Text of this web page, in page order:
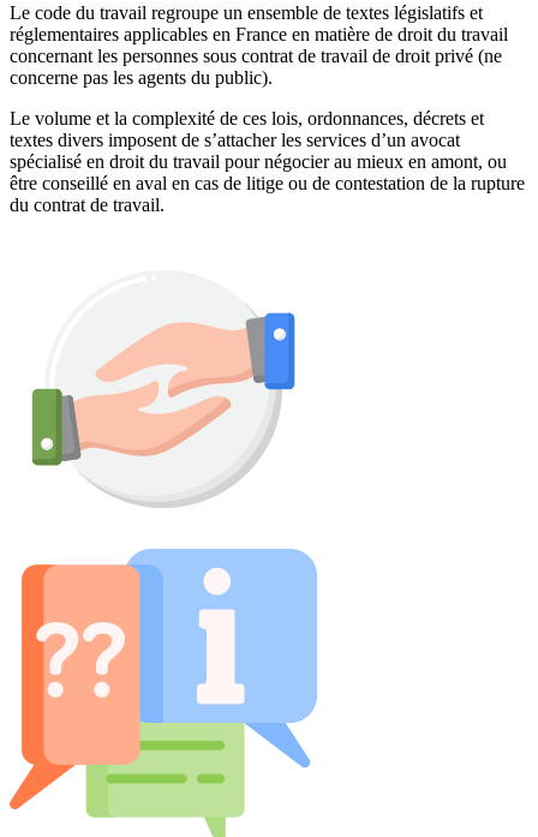
Le code du travail regroupe un ensemble de textes législatifs et
réglementaires applicables en France en matière de droit du travail
concernant les personnes sous contrat de travail de droit privé (ne
concerne pas les agents du public).
Le volume et la complexité de ces lois, ordonnances, décrets et
textes divers imposent de s’attacher les services d’un avocat
spécialisé en droit du travail pour négocier au mieux en amont, ou
être conseillé en aval en cas de litige ou de contestation de la rupture
du contrat de travail.